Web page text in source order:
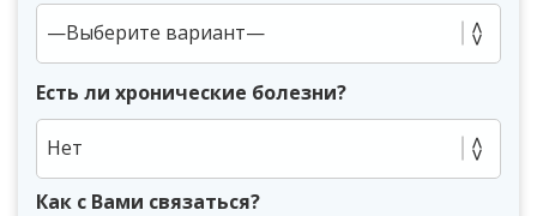
Есть ли хронические болезни?
Нет
Как с Вами связаться?